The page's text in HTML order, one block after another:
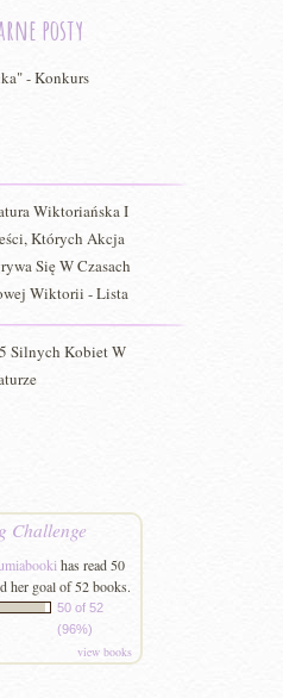
posty
- Konkurs
Wiktoriańska I
Których Akcja
Się W Czasach
Wiktorii - Lista
Silnych Kobiet W
Challenge
has read 50
her goal of 52 books.
50 of 52
(96%)
view books